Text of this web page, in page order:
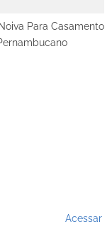
Para Casamento
Acessar